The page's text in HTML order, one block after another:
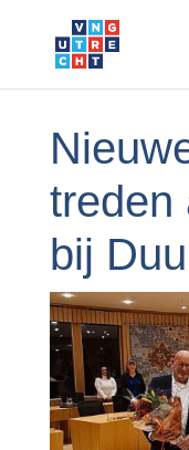
treden
bij